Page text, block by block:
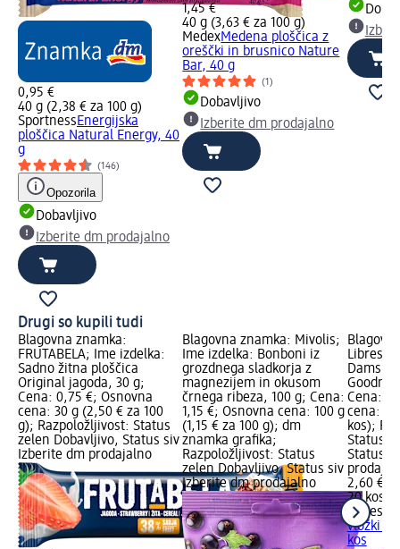
0,95 €
40 g (2,38 € za 100 g)
SportnessEnergijska
ploščica Natural Energy, 40
g
(146)
Opozorila
Dobavljivo
Izberite dm prodajalno
1,45 €
40 g (3,63 € za 100 g)
MedexMedena ploščica z
oreščki in brusnico Nature
Bar, 40 g
(1)
Dobavljivo
Izberite dm prodajalno
Drugi so kupili tudi
Blagovna znamka:
FRUTABELA; Ime izdelka:
Sadno žitna ploščica
Original jagoda, 30 g;
Cena: 0,75 €; Osnovna
cena: 30 g (2,50 € za 100
g); Razpoložljivost: Status
zelen Dobavljivo, Status siv
Izberite dm prodajalno
Blagovna znamka: Mivolis;
Ime izdelka: Bonboni iz
grozdnega sladkorja z
magnezijem in okusom
črnega ribeza, 100 g; Cena:
1,15 €; Osnovna cena: 100 g
(1,15 € za 100 g); dm
znamka grafika;
Razpoložljivost: Status
zelen Dobavljivo, Status siv
Izberite dm prodajalno
Damski
Cena:
cena: 20
kos);
Status
Status
2,60 €
20 kos
Libresse
vložki
kos